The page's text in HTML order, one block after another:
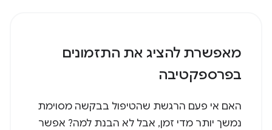
מאפשרת להציג את התזמונים
בפרספקטיבה
האם אי פעם הרגשת שהטיפול בבקשה מסוימת
נמשך יותר מדי זמן, אבל לא הבנת למה? אפשר